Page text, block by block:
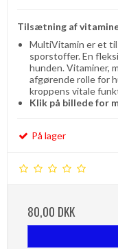
Tilsætning af
MultiVitamin er et
sporstoffer. En
hunden. Vitaminer,
afgørende rolle for
kroppens vitale
Klik på billede for
På lager
80,00 DKK